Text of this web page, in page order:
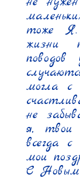
тоже
жизни
могла с
не
я, твои
всегда
мои
С